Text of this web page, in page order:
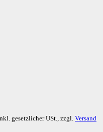
gesetzlicher USt., zzgl. Versand